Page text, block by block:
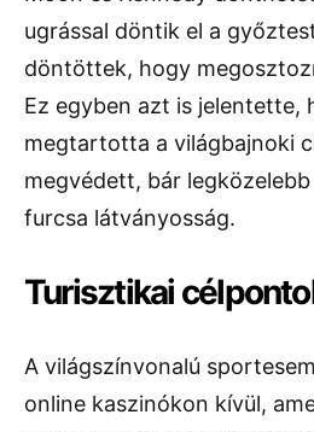
ugrással döntik el a
döntöttek, hogy
Ez egyben azt is jelentette,
megtartotta a világbajnoki
megvédett, bár
furcsa látványosság.
Turisztikai
A világszínvonalú
online kaszinókon kívül,